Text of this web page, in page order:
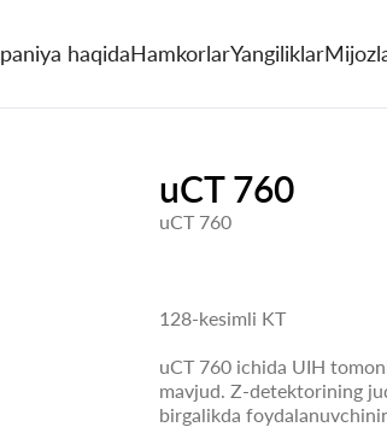
haqidaHamkorlarYangiliklar
uCT 760
uCT 760
128-kesimli KT
uCT 760 ichida UIH
mavjud. Z-detektorining
birgalikda